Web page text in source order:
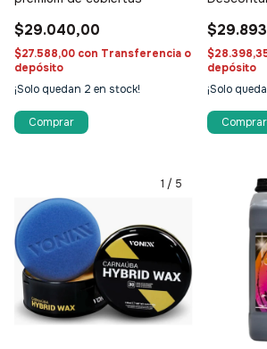
$29.040,00
$27.588,00 con Transferencia o
depósito
¡Solo quedan 2 en stock!
Comprar
depósito
¡Solo
Comprar
1 / 5
7% OFF
📧 Tu correo electrónico
🔒 Tu email está seguro. No spam, lo